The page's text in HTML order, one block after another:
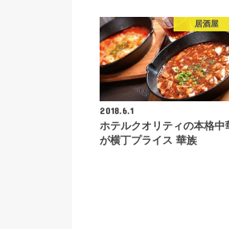
居酒屋
2018.6.1
ホテルクオリティの本格中
が横丁プライス 華族